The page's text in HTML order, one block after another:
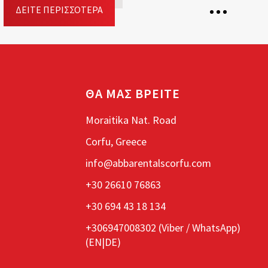
ΔΕΊΤΕ ΠΕΡΙΣΣΌΤΕΡΑ
Κιβώτιο ταχυτήτων: Aυτόματο
Καύσιμο: Βενζίνη
Driving licence: Β
Κράτηση
ΘΑ ΜΑΣ ΒΡΕΙΤΕ
Moraitika Nat. Road
Corfu, Greece
info@abbarentalscorfu.com
+30 26610 76863
+30 694 43 18 134
+306947008302 (Viber /WhatsApp)
(EN|DE)